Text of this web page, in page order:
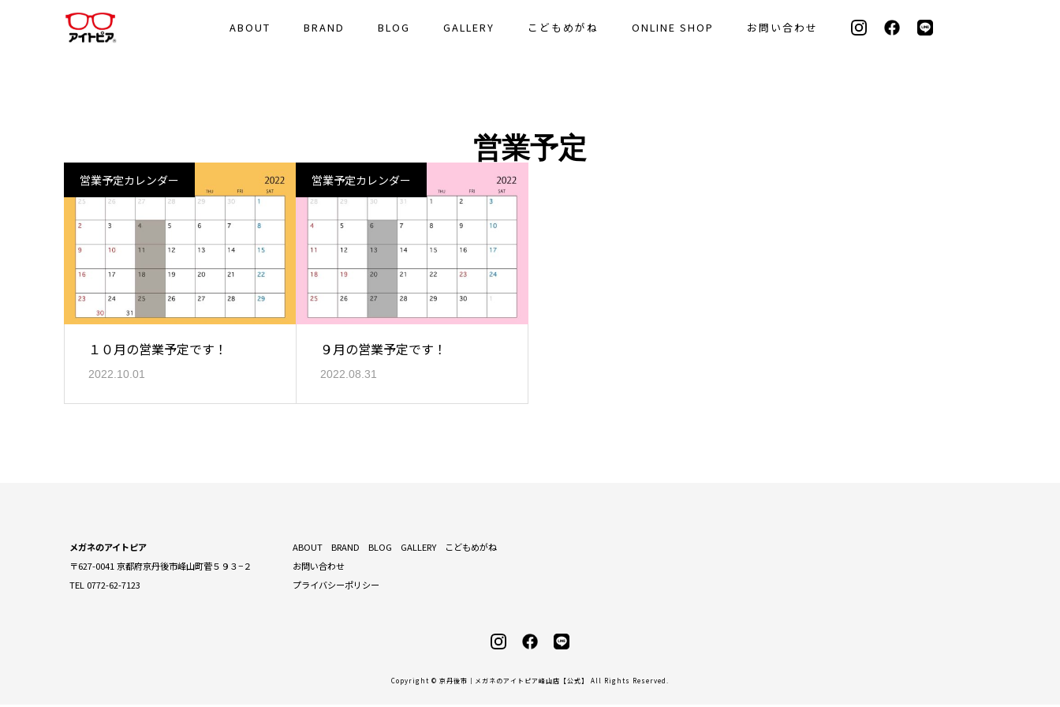
ABOUT BRAND BLOG GALLERY こどもめがね ONLINE SHOP お問い合わせ
営業予定
営業予定カレンダー
１０月の営業予定です！
2022.10.01
営業予定カレンダー
９月の営業予定です！
2022.08.31
メガネのアイトピア
〒627-0041 京都府京丹後市峰山町菅５９３−２
TEL 0772-62-7123
ABOUT BRAND BLOG GALLERY
こどもめがね
お問い合わせ
プライバシーポリシー
Copyright © 京丹後市｜メガネのアイトピア峰山店【公式】 All Rights Reserved.